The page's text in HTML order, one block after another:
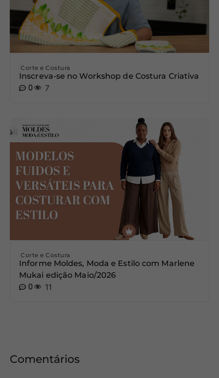
Corte e Costura
Inscreva-se no Workshop de Costura Criativa
0
7
Corte e Costura
Informe Moldes, Moda e Estilo com Marlene
Mukai edição Maio/2026
0
11
Comentários